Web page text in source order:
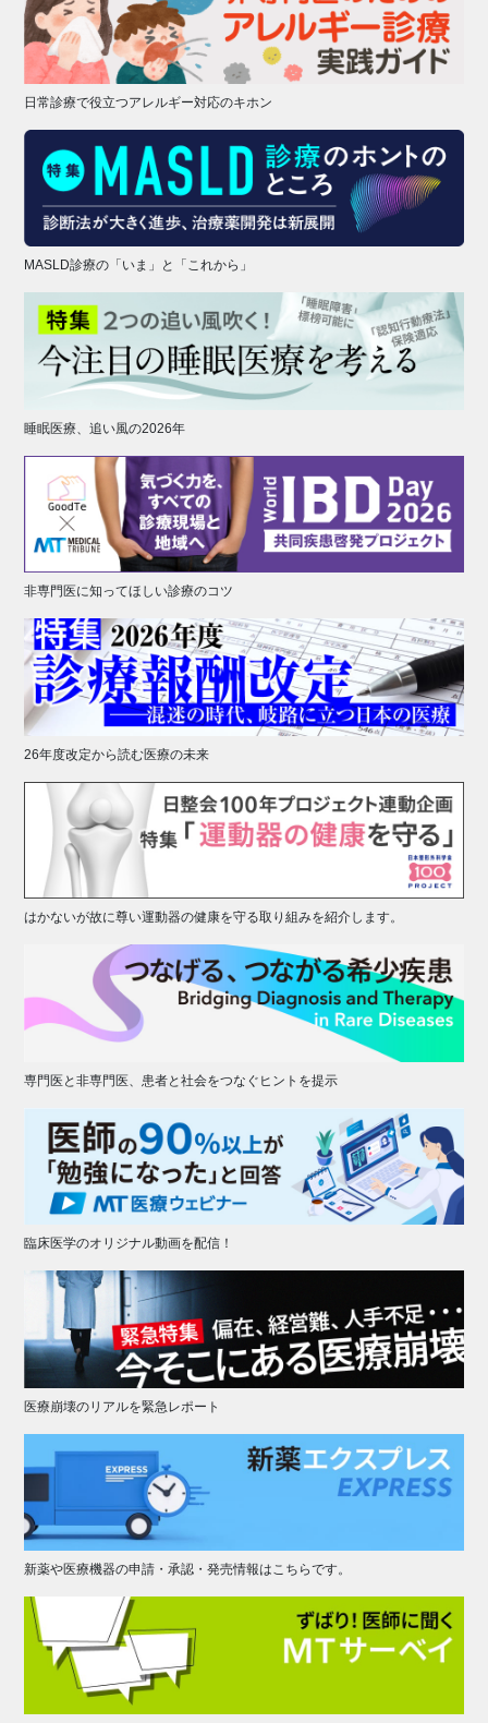
日常診療で役立つアレルギー対応のキホン
MASLD診療の「いま」と「これから」
睡眠医療、追い風の2026年
非専門医に知ってほしい診療のコツ
26年度改定から読む医療の未来
はかないが故に尊い運動器の健康を守る取り組みを紹介します。
専門医と非専門医、患者と社会をつなぐヒントを提示
臨床医学のオリジナル動画を配信！
医療崩壊のリアルを緊急レポート
新薬や医療機器の申請・承認・発売情報はこちらです。